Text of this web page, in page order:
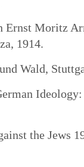
Ernst Moritz
1914.
Wald,
the Jews